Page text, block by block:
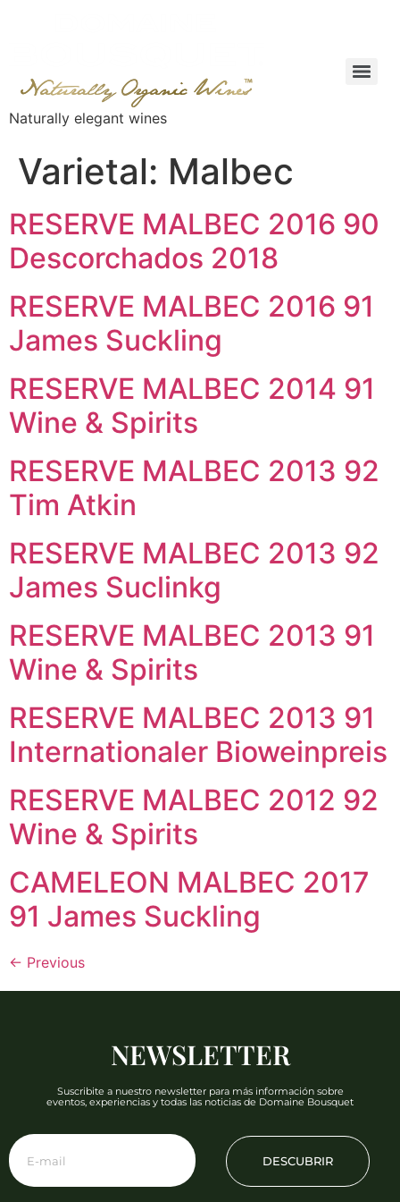
Naturally elegant wines
Varietal: Malbec
RESERVE MALBEC 2016 90
Descorchados 2018
RESERVE MALBEC 2016 91
James Suckling
RESERVE MALBEC 2014 91
Wine & Spirits
RESERVE MALBEC 2013 92
Tim Atkin
RESERVE MALBEC 2013 92
James Suclinkg
RESERVE MALBEC 2013 91
Wine & Spirits
RESERVE MALBEC 2013 91
Internationaler Bioweinpreis
RESERVE MALBEC 2012 92
Wine & Spirits
CAMELEON MALBEC 2017
91 James Suckling
← Previous
NEWSLETTER
Suscribite a nuestro newsletter para más información sobre
eventos, experiencias y todas las noticias de Domaine Bousquet
DESCUBRIR